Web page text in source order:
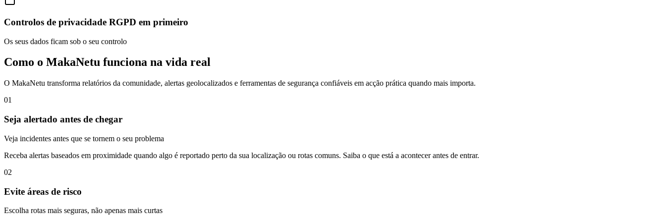
Controlos de privacidade RGPD em primeiro
Os seus dados ficam sob o seu controlo
Como o MakaNetu funciona na vida real
O MakaNetu transforma relatórios da comunidade, alertas geolocalizados e ferramentas de segurança confiáveis em acção prática quando mais importa.
01
Seja alertado antes de chegar
Veja incidentes antes que se tornem o seu problema
Receba alertas baseados em proximidade quando algo é reportado perto da sua localização ou rotas comuns. Saiba o que está a acontecer antes de entrar.
02
Evite áreas de risco
Escolha rotas mais seguras, não apenas mais curtas